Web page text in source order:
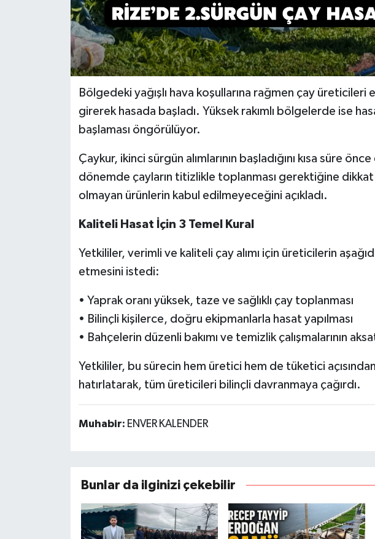
Bölgedeki yağışlı hava koşullarına rağmen çay
girerek hasada başladı. Yüksek rakımlı bölgelerde ise
başlaması öngörülüyor.
Çaykur, ikinci sürgün alımlarının başladığını kısa süre
dönemde çayların titizlikle toplanması gerektiğine
olmayan ürünlerin kabul edilmeyeceğini açıkladı.
Kaliteli Hasat İçin 3 Temel Kural
Yetkililer, verimli ve kaliteli çay alımı için üreticilerin
etmesini istedi:
• Yaprak oranı yüksek, taze ve sağlıklı çay toplanması
• Bilinçli kişilerce, doğru ekipmanlarla hasat yapılması
• Bahçelerin düzenli bakımı ve temizlik çalışmalarının
Yetkililer, bu sürecin hem üretici hem de tüketici
hatırlatarak, tüm üreticileri bilinçli davranmaya çağırdı.
Muhabir: ENVER KALENDER
Bunlar da ilginizi çekebilir